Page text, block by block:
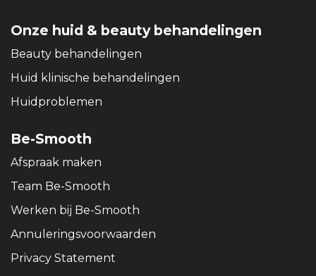
Onze huid & beauty behandelingen
Beauty behandelingen
Huid klinische behandelingen
Huidproblemen
Be-Smooth
Afspraak maken
Team Be-Smooth
Werken bij Be-Smooth
Annuleringsvoorwaarden
Privacy Statement